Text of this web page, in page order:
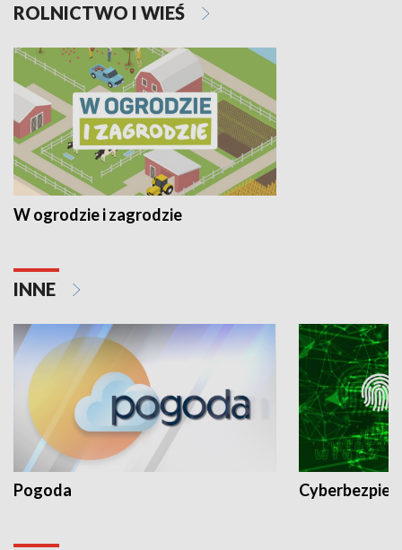
ROLNICTWO I WIEŚ
W ogrodzie i zagrodzie
INNE
Pogoda